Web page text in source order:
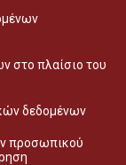
στο πλαίσιο του
δεδομένων
προσωπικού